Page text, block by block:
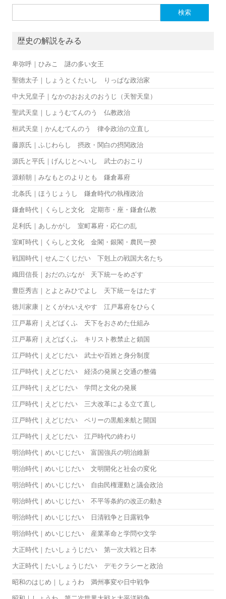
歴史の解説をみる
卑弥呼｜ひみこ 謎の多い女王
聖徳太子｜しょうとくたいし りっぱな政治家
中大兄皇子｜なかのおおえのおうじ（天智天皇）
聖武天皇｜しょうむてんのう 仏教政治
桓武天皇｜かんむてんのう 律令政治の立直し
藤原氏｜ふじわらし 摂政・関白の摂関政治
源氏と平氏｜げんじとへいし 武士のおこり
源頼朝｜みなもとのよりとも 鎌倉幕府
北条氏｜ほうじょうし 鎌倉時代の執権政治
鎌倉時代｜くらしと文化 定期市・座・鎌倉仏教
足利氏｜あしかがし 室町幕府・応仁の乱
室町時代｜くらしと文化 金閣・銀閣・農民一揆
戦国時代｜せんごくじだい 下剋上の戦国大名たち
織田信長｜おだのぶなが 天下統一をめざす
豊臣秀吉｜とよとみひでよし 天下統一をはたす
徳川家康｜とくがわいえやす 江戸幕府をひらく
江戸幕府｜えどばくふ 天下をおさめた仕組み
江戸幕府｜えどばくふ キリスト教禁止と鎖国
江戸時代｜えどじだい 武士や百姓と身分制度
江戸時代｜えどじだい 経済の発展と交通の整備
江戸時代｜えどじだい 学問と文化の発展
江戸時代｜えどじだい 三大改革による立て直し
江戸時代｜えどじだい ペリーの黒船来航と開国
江戸時代｜えどじだい 江戸時代の終わり
明治時代｜めいじじだい 富国強兵の明治維新
明治時代｜めいじじだい 文明開化と社会の変化
明治時代｜めいじじだい 自由民権運動と議会政治
明治時代｜めいじじだい 不平等条約の改正の動き
明治時代｜めいじじだい 日清戦争と日露戦争
明治時代｜めいじじだい 産業革命と学問や文学
大正時代｜たいしょうじだい 第一次大戦と日本
大正時代｜たいしょうじだい デモクラシーと政治
昭和のはじめ｜しょうわ 満州事変や日中戦争